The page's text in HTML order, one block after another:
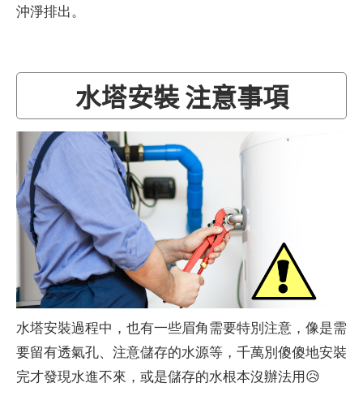
沖淨排出。
水塔安裝 注意事項
水塔安裝過程中，也有一些眉角需要特別注意，像是需
要留有透氣孔、注意儲存的水源等，千萬別傻傻地安裝
完才發現水進不來，或是儲存的水根本沒辦法用😥